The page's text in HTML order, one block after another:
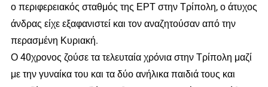
ο περιφερειακός σταθμός της ΕΡΤ στην Τρίπολη, ο άτυχος
άνδρας είχε εξαφανιστεί και τον αναζητούσαν από την
περασμένη Κυριακή.
Ο 40χρονος ζούσε τα τελευταία χρόνια στην Τρίπολη μαζί
με την γυναίκα του και τα δύο ανήλικα παιδιά τους και